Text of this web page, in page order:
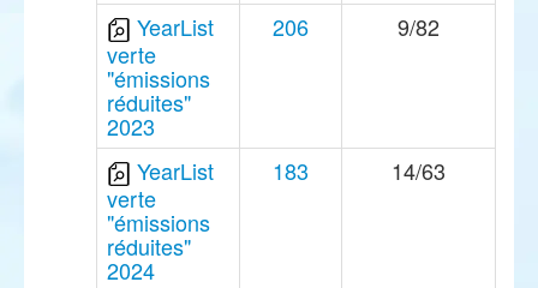
YearList
verte
"émissions
réduites"
2023
206 9/82
YearList
verte
"émissions
réduites"
2024
183 14/63